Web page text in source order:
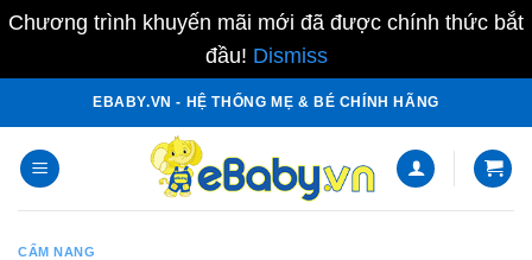
Chương trình khuyến mãi mới đã được chính thức bắt
đầu! Dismiss
content
EBABY.VN - HỆ THỐNG MẸ & BÉ CHÍNH HÃNG
CẨM NANG